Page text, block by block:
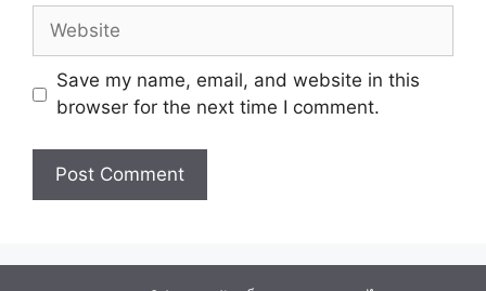
Website
Save my name, email, and website in this
browser for the next time I comment.